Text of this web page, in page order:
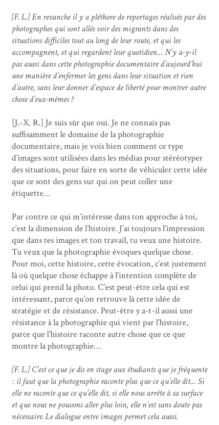
[F. L.] En revanche il y a pléthore de reportages réalisés par des
photographes qui sont allés voir des migrants dans des
situations difficiles tout au long de leur route, et qui les
accompagnent, et qui regardent leur quotidien… N’y a-y-il
pas aussi dans cette photographie documentaire d’aujourd’hui
une manière d’enfermer les gens dans leur situation et rien
d’autre, sans leur donner d’espace de liberté pour montrer autre
chose d’eux-mêmes ?
[J.-X. R.] Je suis sûr que oui. Je ne connais pas
suffisamment le domaine de la photographie
documentaire, mais je vois bien comment ce type
d’images sont utilisées dans les médias pour stéréotyper
des situations, pour faire en sorte de véhiculer cette idée
que ce sont des gens sur qui on peut coller une
étiquette…
Par contre ce qui m’intéresse dans ton approche à toi,
c’est la dimension de l’histoire. J’ai toujours l’impression
que dans tes images et ton travail, tu veux une histoire.
Tu veux que la photographie évoques quelque chose.
Pour moi, cette histoire, cette évocation, c’est justement
là où quelque chose échappe à l’intention complète de
celui qui prend la photo. C’est peut-être cela qui est
intéressant, parce qu’on retrouve là cette idée de
stratégie et de résistance. Peut-être y a-t-il aussi une
résistance à la photographie qui vient par l’histoire,
parce que l’histoire raconte autre chose que ce que
montre la photographie…
[F. L.] C’est ce que je dis en stage aux étudiants que je fréquente
: il faut que la photographie raconte plus que ce qu’elle dit… Si
elle ne raconte que ce qu’elle dit, si elle nous arrête à sa surface
et que nous ne pouvons aller plus loin, elle n’est sans doute pas
nécessaire. Le dialogue entre images permet cela aussi.